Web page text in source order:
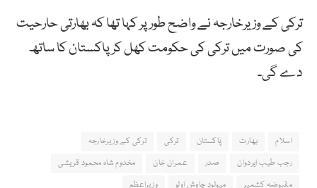
ترکی کے وزیرخارجہ نے واضح طور پر کہا تھا کہ بھارتی حارحیت
کی صورت میں ترکی کی حکومت کھل کر پاکستان کا ساتھ
دے گی۔
اسلام بھارت پاکستان ترکی
ترکی کے وزیرخارجہ
رجب طیب ایردوان
صدر عمران خان
مخدوم شاہ محمود قریشی
مقبوضہ کشمیر
میولود چاوش اولو وزیراعظم